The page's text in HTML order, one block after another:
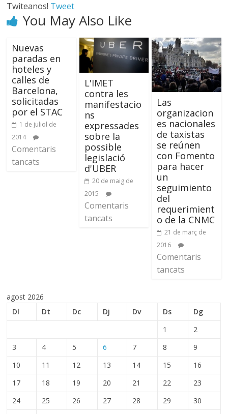
Twiteanos! Tweet
You May Also Like
Nuevas
paradas en
hoteles y
calles de
Barcelona,
solicitadas
por el STAC
1 de juliol de
2014
Comentaris
tancats
L'IMET
contra les
manifestacio
ns
expressades
sobre la
possible
legislació
d'UBER
20 de maig de
2015
Comentaris
tancats
Las
organizacion
es nacionales
de taxistas
se reúnen
con Fomento
para hacer
un
seguimiento
del
requerimient
o de la CNMC
21 de març de
2016
Comentaris
tancats
agost 2026
Dl
Dt Dc Dj Dv Ds
Dg
1
2
3
4 5 6 7 8
9
10
11 12 13 14 15
16
17
18 19 20 21 22
23
24
25 26 27 28 29
30